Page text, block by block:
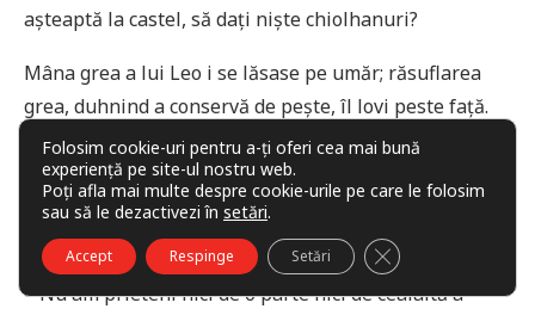
așteaptă la castel, să dați niște chiolhanuri?
Mâna grea a lui Leo i se lăsase pe umăr; răsuflarea
grea, duhnind a conservă de pește, îl lovi peste față.
Dominic îl înfruntă pentru prima oară cu adevărat de
când fusese repartizat în Sectorul Patru. Ridică bărbia
și spuse tare, răspicat, nepăsându-i dacă avea să fie
auzit de ceilalți:
– Nu am prieteni nici de o parte nici de cealaltă a
Folosim cookie-uri pentru a-ți oferi cea mai bună
experiență pe site-ul nostru web.
Poți afla mai multe despre cookie-urile pe care le folosim
sau să le dezactivezi în setări.
Accept Respinge Setări CLOSE GDPR